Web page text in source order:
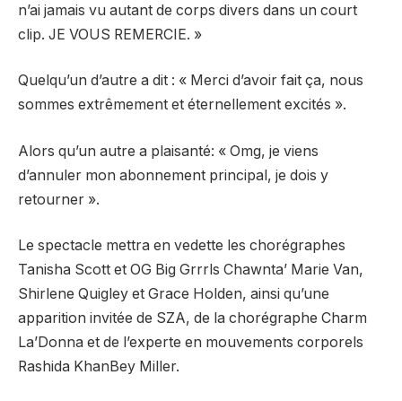
n’ai jamais vu autant de corps divers dans un court
clip. JE VOUS REMERCIE. »
Quelqu’un d’autre a dit : « Merci d’avoir fait ça, nous
sommes extrêmement et éternellement excités ».
Alors qu’un autre a plaisanté: « Omg, je viens
d’annuler mon abonnement principal, je dois y
retourner ».
Le spectacle mettra en vedette les chorégraphes
Tanisha Scott et OG Big Grrrls Chawnta’ Marie Van,
Shirlene Quigley et Grace Holden, ainsi qu’une
apparition invitée de SZA, de la chorégraphe Charm
La’Donna et de l’experte en mouvements corporels
Rashida KhanBey Miller.